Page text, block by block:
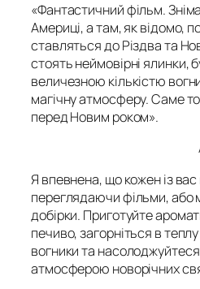
«Фантастичний фільм.
Америці, а там, як відомо,
ставляться до Різдва та
стоять неймовірні ялинки,
величезною кількістю
магічну атмосферу. Саме
перед Новим роком».
Я впевнена, що кожен із
переглядаючи фільми, або
добірки. Приготуйте
печиво, загорніться в
вогники та
атмосферою новорічних